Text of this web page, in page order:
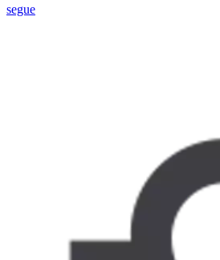
segue